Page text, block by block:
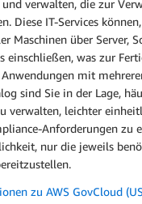
und verwalten, die zur
Diese IT-Services
Maschinen über Server,
einschließen, was zur
mit
sind Sie in der Lage,
verwalten, leichter
Anforderungen zu
nur die jeweils
zu AWS GovCloud